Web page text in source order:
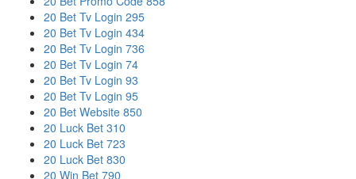
20 Bet Tv Login 295
20 Bet Tv Login 434
20 Bet Tv Login 736
20 Bet Tv Login 74
20 Bet Tv Login 93
20 Bet Tv Login 95
20 Bet Website 850
20 Luck Bet 310
20 Luck Bet 723
20 Luck Bet 830
20 Win Bet 790